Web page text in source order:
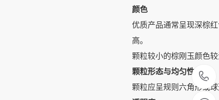
颜色
优质产品通常呈现深棕
高‌。
颗粒较小的棕刚玉颜色
颗粒形态与均匀性
颗粒应呈规则六角形或